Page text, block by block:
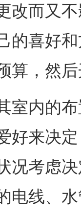
改而又
的喜好
算，然
内的布
好来决
况考虑
电线、